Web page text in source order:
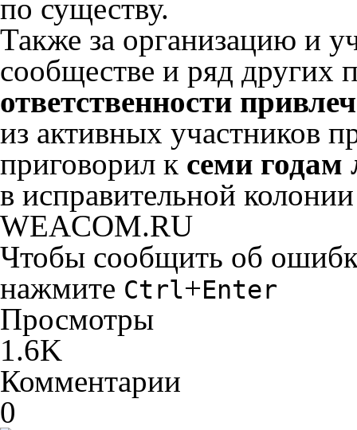
по существу.
Также за организацию и
сообществе и ряд других
ответственности
из активных участников
приговорил к семи
в исправительной
WEACOM.RU
Чтобы сообщить об
нажмите Ctrl+Enter
Просмотры
1.6K
Комментарии
0